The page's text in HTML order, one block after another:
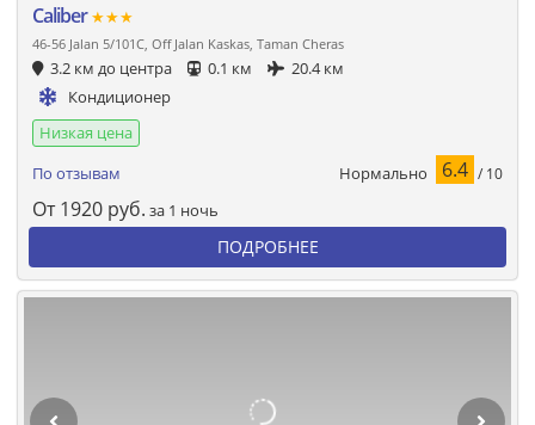
Caliber★★★
46-56 Jalan 5/101C, Off Jalan Kaskas, Taman Cheras
3.2 км до центра 0.1 км
20.4 км
Кондиционер
Низкая цена
По отзывам
Нормально 6.4 / 10
От 1920 руб. за 1 ночь
ПОДРОБНЕЕ